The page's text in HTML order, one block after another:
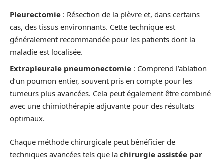
Pleurectomie : Résection de la plèvre et, dans certains
cas, des tissus environnants. Cette technique est
généralement recommandée pour les patients dont la
maladie est localisée.
Extrapleurale pneumonectomie : Comprend l’ablation
d’un poumon entier, souvent pris en compte pour les
tumeurs plus avancées. Cela peut également être combiné
avec une chimiothérapie adjuvante pour des résultats
optimaux.
Chaque méthode chirurgicale peut bénéficier de
techniques avancées tels que la chirurgie assistée par